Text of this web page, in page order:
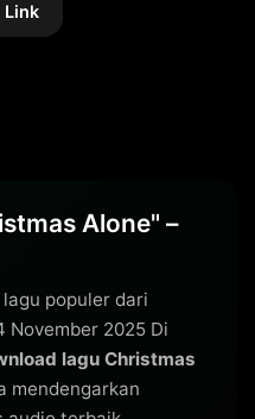
Link
Alone" –
populer dari
November 2025 Di
lagu Christmas
mendengarkan